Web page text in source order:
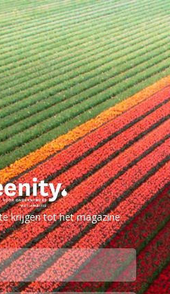
krijgen tot het magazine